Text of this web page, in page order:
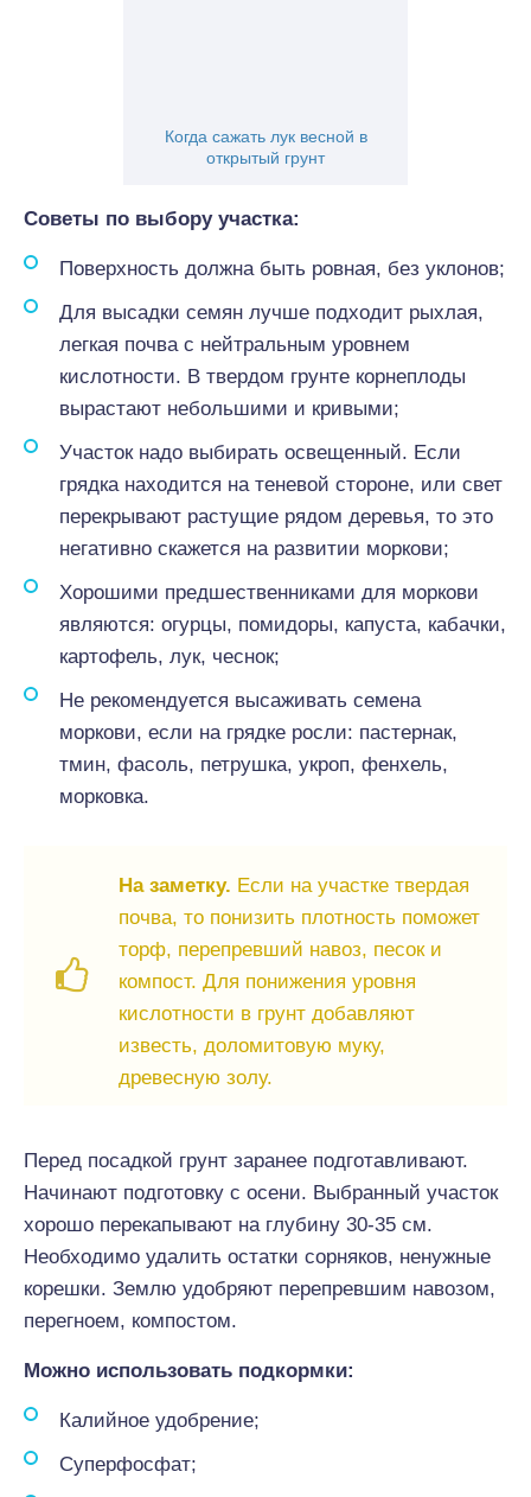
Когда сажать лук весной в
открытый грунт
Советы по выбору участка:
Поверхность должна быть ровная, без уклонов;
Для высадки семян лучше подходит рыхлая,
легкая почва с нейтральным уровнем
кислотности. В твердом грунте корнеплоды
вырастают небольшими и кривыми;
Участок надо выбирать освещенный. Если
грядка находится на теневой стороне, или свет
перекрывают растущие рядом деревья, то это
негативно скажется на развитии моркови;
Хорошими предшественниками для моркови
являются: огурцы, помидоры, капуста, кабачки,
картофель, лук, чеснок;
Не рекомендуется высаживать семена
моркови, если на грядке росли: пастернак,
тмин, фасоль, петрушка, укроп, фенхель,
морковка.
На заметку. Если на участке твердая
почва, то понизить плотность поможет
торф, перепревший навоз, песок и
компост. Для понижения уровня
кислотности в грунт добавляют
известь, доломитовую муку,
древесную золу.
Перед посадкой грунт заранее подготавливают.
Начинают подготовку с осени. Выбранный участок
хорошо перекапывают на глубину 30-35 см.
Необходимо удалить остатки сорняков, ненужные
корешки. Землю удобряют перепревшим навозом,
перегноем, компостом.
Можно использовать подкормки:
Калийное удобрение;
Суперфосфат;